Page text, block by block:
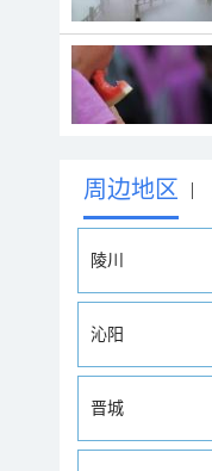
周边地区 |
陵川
沁阳
晋城